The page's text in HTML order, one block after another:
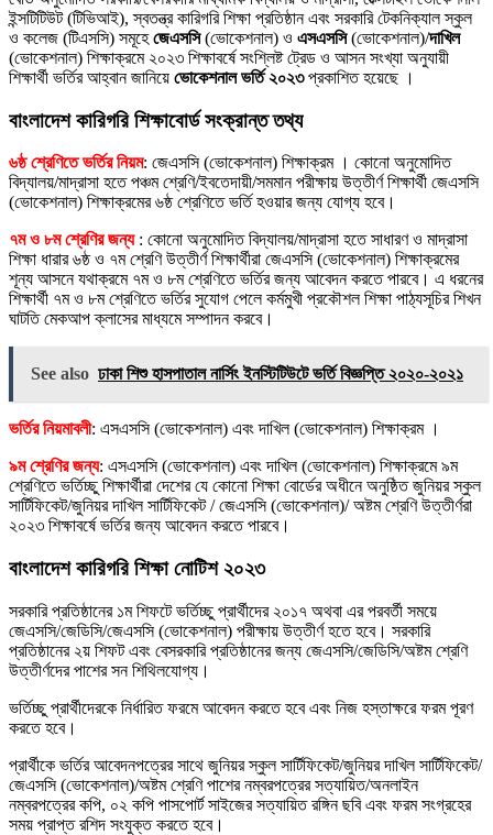
ইন্সটিটিউট (টিভিআই), স্বতন্ত্র কারিগরি শিক্ষা প্রতিষ্ঠান এবং সরকারি টেকনিক্যাল স্কুল
ও কলেজ (টিএসসি) সমূহেজেএসসি(ভোকেশনাল) ও এসএসসি(ভোকেশনাল)/দাখিল
(ভোকেশনাল) শিক্ষাক্রমে ২০২৩ শিক্ষাবর্ষে সংশ্লিষ্ট ট্রেড ও আসন সংখ্যা অনুযায়ী
শিক্ষার্থী ভর্তির আহ্বান জানিয়ে ভোকেশনাল ভর্তি ২০২৩প্রকাশিত হয়েছে ।
বাংলাদেশ কারিগরি শিক্ষাবোর্ড সংক্রান্ত তথ্য
৬ষ্ঠ শ্রেণিতে ভর্তির নিয়ম: জেএসসি (ভোকেশনাল) শিক্ষাক্রম । কোনো অনুমোদিত
বিদ্যালয়/মাদ্রাসা হতে পঞ্চম শ্রেণি/ইবতেদায়ী/সমমান পরীক্ষায় উত্তীর্ণ শিক্ষার্থী জেএসসি
(ভোকেশনাল) শিক্ষাক্রমের ৬ষ্ঠ শ্রেণিতে ভর্তি হওয়ার জন্য যোগ্য হবে।
৭ম ও ৮ম শ্রেণির জন্য : কোনো অনুমোদিত বিদ্যালয়/মাদ্রাসা হতে সাধারণ ও মাদ্রাসা
শিক্ষা ধারার ৬ষ্ঠ ও ৭ম শ্রেণি উত্তীর্ণ শিক্ষার্থীরা জেএসসি (ভোকেশনাল) শিক্ষাক্রমের
শূন্য আসনে যথাক্রমে ৭ম ও ৮ম শ্রেণিতে ভর্তির জন্য আবেদন করতে পারবে। এ ধরনের
শিক্ষার্থী ৭ম ও ৮ম শ্রেণিতে ভর্তির সুযোগ পেলে কর্মমুখী প্রকৌশল শিক্ষা পাঠ্যসূচির শিখন
ঘাটতি মেকআপ ক্লাসের মাধ্যমে সম্পাদন করবে।
See also ঢাকা শিশু হাসপাতাল নার্সিং ইনস্টিটিউটে ভর্তি বিজ্ঞপ্তি ২০২০-২০২১
ভর্তির নিয়মাবলী: এসএসসি (ভোকেশনাল) এবং দাখিল (ভোকেশনাল) শিক্ষাক্রম ।
৯ম শ্রেণির জন্য: এসএসসি (ভোকেশনাল) এবং দাখিল (ভোকেশনাল) শিক্ষাক্রমে ৯ম
শ্রেণিতে ভর্তিচ্ছু শিক্ষার্থীরা দেশের যে কোনো শিক্ষা বোর্ডের অধীনে অনুষ্ঠিত জুনিয়র স্কুল
সার্টিফিকেট/জুনিয়র দাখিল সার্টিফিকেট / জেএসসি (ভোকেশনাল)/ অষ্টম শ্রেণি উত্তীর্ণরা
২০২৩ শিক্ষাবর্ষে ভর্তির জন্য আবেদন করতে পারবে।
বাংলাদেশ কারিগরি শিক্ষা নোটিশ ২০২৩
সরকারি প্রতিষ্ঠানের ১ম শিফটে ভর্তিচ্ছু প্রার্থীদের ২০১৭ অথবা এর পরবর্তী সময়ে
জেএসসি/জেডিসি/জেএসসি (ভোকেশনাল) পরীক্ষায় উত্তীর্ণ হতে হবে। সরকারি
প্রতিষ্ঠানের ২য় শিফট এবং বেসরকারি প্রতিষ্ঠানের জন্য জেএসসি/জেডিসি/অষ্টম শ্রেণি
উত্তীর্ণদের পাশের সন শিথিলযোগ্য।
ভর্তিচ্ছু প্রার্থীদেরকে নির্ধারিত ফরমে আবেদন করতে হবে এবং নিজ হস্তাক্ষরে ফরম পূরণ
করতে হবে।
প্রার্থীকে ভর্তির আবেদনপত্রের সাথে জুনিয়র স্কুল সার্টিফিকেট/জুনিয়র দাখিল সার্টিফিকেট/
জেএসসি (ভোকেশনাল)/অষ্টম শ্রেণি পাশের নম্বরপত্রের সত্যায়িত/অনলাইন
নম্বরপত্রের কপি, ০২ কপি পাসপোর্ট সাইজের সত্যায়িত রঙ্গিন ছবি এবং ফরম সংগ্রহের
সময় প্রাপ্ত রশিদ সংযুক্ত করতে হবে।